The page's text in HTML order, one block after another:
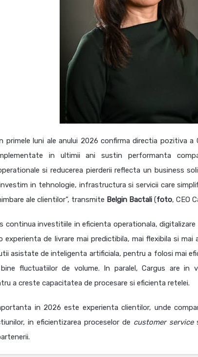
primele luni ale anului 2026 confirma directia pozitiva
in ultimii ani sustin performanta
si reducerea pierderii reflecta un business
in tehnologie, infrastructura si servicii care
ale clientilor”, transmite Belgin Bactali (foto, CEO
continua investitiile in eficienta operationala,
experienta de livrare mai predictibila, mai flexibila si mai
asistate de inteligenta artificiala, pentru a folosi mai
fluctuatiilor de volume. In paralel, Cargus are in
a creste capacitatea de procesare si eficienta retelei.
in 2026 este experienta clientilor, unde
in eficientizarea proceselor de customer service